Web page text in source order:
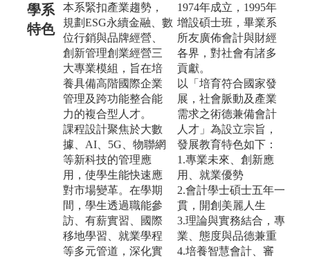
學系
特色
本系緊扣產業趨勢，
規劃ESG永續金融、數
位行銷與品牌經營、
創新管理創業經營三
大專業模組，旨在培
養具備高階國際企業
管理及跨功能整合能
力的複合型人才。
課程設計聚焦於大數
據、AI、5G、物聯網
等新科技的管理應
用，使學生能快速應
對市場變革。在學期
間，學生透過職能參
訪、有薪實習、國際
移地學習、就業學程
等多元管道，深化實
1974年成立，1995年
增設碩士班，畢業系
所友廣佈會計與財經
各界，對社會有諸多
貢獻。
以「培育符合國家發
展，社會脈動及產業
需求之術德兼備會計
人才」為設立宗旨，
發展教育特色如下：
1.專業未來、創新應
用、就業優勢
2.會計學士碩士五年一
貫，開創美麗人生
3.理論與實務結合，專
業、態度與品德兼重
4.培養智慧會計、審